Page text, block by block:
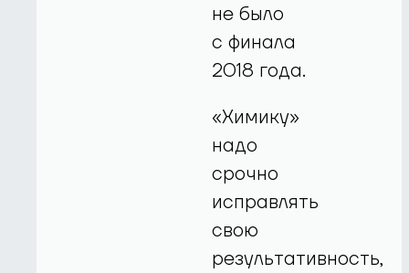
не было
с финала
2018 года.
«Химику»
надо
срочно
исправлять
свою
результативность,